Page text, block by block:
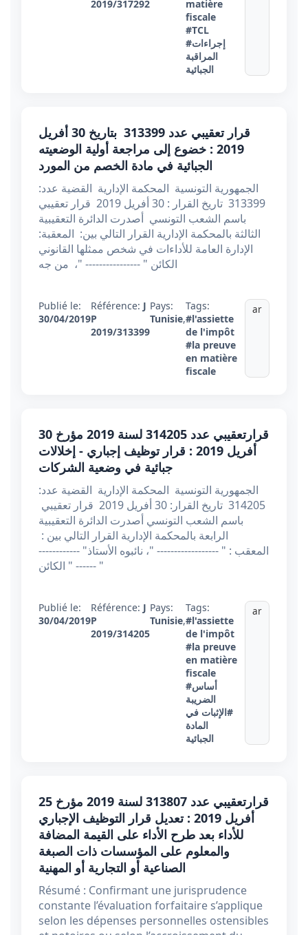
2019/317292
matière
fiscale
#TCL
#إجراءات
المراقبة
الجبائية
قرار تعقيبي عدد 313399 بتاريخ 30 أفريل
2019 : خضوع إلى مراجعة أولية الوضعيته
الجبائية في مادة الخصم من المورد
الجمهورية التونسية المحكمة الإدارية القضية عدد:
313399 تاريخ القرار : 30 أفريل 2019 قرار تعقيبي
باسم الشعب التونسي أصدرت الدائرة التعقيبية
الثالثة بالمحكمة الإدارية القرار التالي بين: المعقبة:
الإدارة العامة للأداءات في شخص ممثلها القانوني
الكائن " ---------------- "، من جه
Publié le:
30/04/2019
Référence: J
P
2019/313399
Pays:
Tunisie,
Tags:
#l'assiette
de l'impôt
#la preuve
en matière
fiscale
ar
قرارتعقيبي عدد 314205 ​​​​​​​لسنة 2019 مؤرخ 30
أفريل 2019 : قرار توظيف إجباري - إخلالات
جبائية في وضعية الشركات
الجمهورية التونسية المحكمة الإدارية القضية عدد:
314205 تاريخ القرار: 30 أفريل 2019 قرار تعقيبي
باسم الشعب التونسي أصدرت الدائرة التعقيبية
الرابعة بالمحكمة الإدارية القرار التالي بين :
المعقب : " ------------------ "، نائبوه الأستاذ" ------------
------ " الكائن "
Publié le:
30/04/2019
Référence: J
P
2019/314205
Pays:
Tunisie,
Tags:
#l'assiette
de l'impôt
#la preuve
en matière
fiscale
#أساس
الضريبة
#الإثبات في
المادة
الجبائية
ar
قرارتعقيبي عدد 313807 ​​​​​​​لسنة 2019 مؤرخ 25
أفريل 2019 : تعديل قرار التوظيف الإجباري
للأداء بعد طرح الأداء على القيمة المضافة
والمعلوم على المؤسسات ذات الصبغة
الصناعية أو التجارية أو المهنية
Résumé : Confirmant une jurisprudence
constante l’évaluation forfaitaire s’applique
selon les dépenses personnelles ostensibles